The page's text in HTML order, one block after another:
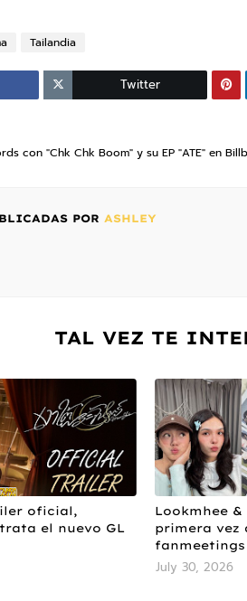
Tailandia
Twitter
con "Chk Chk Boom" y su EP "ATE" en
POR ASHLEY
TAL VEZ TE
oficial,
el nuevo GL
Lookmhee
primera vez
July 30, 2026